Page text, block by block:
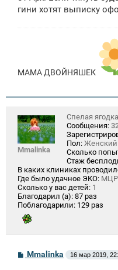
гини хотят выписку
МАМА ДВОЙНЯШЕК
Mmalinka
Спелая ягодка
Сообщения:
Пол: Женский
Сколько
Стаж
В каких клиниках
Где было удачное ЭКО:
Сколько у вас детей: 1
Благодарил (а): 87 раз
Поблагодарили: 129 раз
СMmalinka 16 мар 2019,